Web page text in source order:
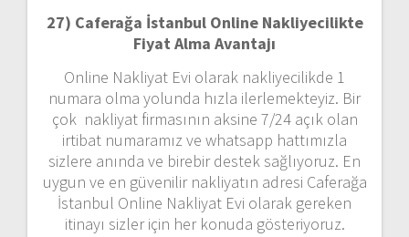
27) Caferağa İstanbul Online Nakliyecilikte
Fiyat Alma Avantajı
Online Nakliyat Evi olarak nakliyecilikde 1
numara olma yolunda hızla ilerlemekteyiz. Bir
çok nakliyat firmasının aksine 7/24 açık olan
irtibat numaramız ve whatsapp hattımızla
sizlere anında ve birebir destek sağlıyoruz. En
uygun ve en güvenilir nakliyatın adresi Caferağa
İstanbul Online Nakliyat Evi olarak gereken
itinayı sizler için her konuda gösteriyoruz.